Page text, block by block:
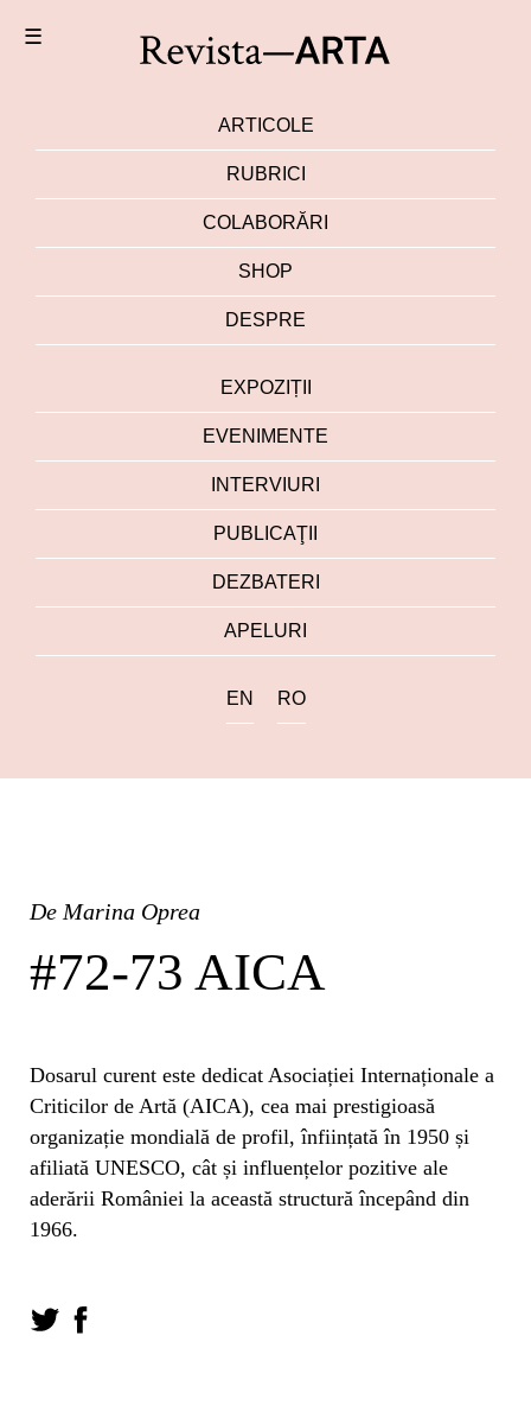
☰
ARTICOLE
RUBRICI
COLABORĂRI
SHOP
DESPRE
EXPOZIȚII
EVENIMENTE
INTERVIURI
PUBLICAŢII
DEZBATERI
APELURI
EN RO
De Marina Oprea
#72-73 AICA
Dosarul curent este dedicat Asociației Internaționale a
Criticilor de Artă (AICA), cea mai prestigioasă
organizație mondială de profil, înființată în 1950 și
afiliată UNESCO, cât și influențelor pozitive ale
aderării României la această structură începând din
1966.